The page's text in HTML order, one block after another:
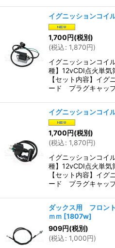
イグニッションコイ
1,700円(税別)
(税込: 1,870円)
イグニッションコイ
種】12vCDI点火単
【セット内容】イ
ード プラグキャッ
イグニッションコイ
1,700円(税別)
(税込: 1,870円)
イグニッションコイ
種】12vCDI点火単
【セット内容】イ
ード プラグキャッ
ダックス用 フロン
ｍｍ [1807w]
909円(税別)
(税込: 1,000円)